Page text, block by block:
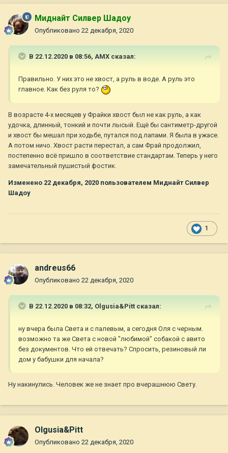
Миднайт Силвер Шадоу
Опубликовано 22 декабря, 2020
В 22.12.2020 в 08:56, AMX сказал:
Правильно. У них это не хвост, а руль в воде. А руль это
главное. Как без руля то?
В возрасте 4-х месяцев у Фрайки хвост был не как руль, а как
удочка, длинный, тонкий и почти лысый. Ещё бы сантиметр-другой
и хвост бы мешал при ходьбе, путался под лапами. Я была в ужасе.
А потом ничо. Хвост расти перестал, а сам Фрай продолжил,
постепенно всё пришло в соответствие стандартам. Теперь у него
замечательный пушистый фостик.
Изменено 22 декабря, 2020 пользователем Миднайт Силвер
Шадоу
1
andreus66
Опубликовано 22 декабря, 2020
В 22.12.2020 в 08:32, Olgusia&Pitt сказал:
ну вчера была Света и с палевым, а сегодня Оля с черным.
возможно та же Света с новой "любимой" собакой с авито
без документов. Что ей отвечать? Спросить, резиновый ли
дом у бабушки для начала?
Ну накинулись. Человек же не знает про вчерашнюю Свету.
Olgusia&Pitt
Опубликовано 22 декабря, 2020